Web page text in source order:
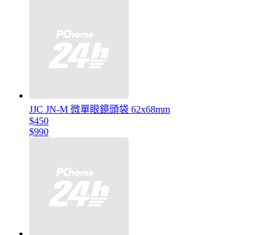
JJC JN-M 微單眼鏡頭袋 62x68mm
$450
$990